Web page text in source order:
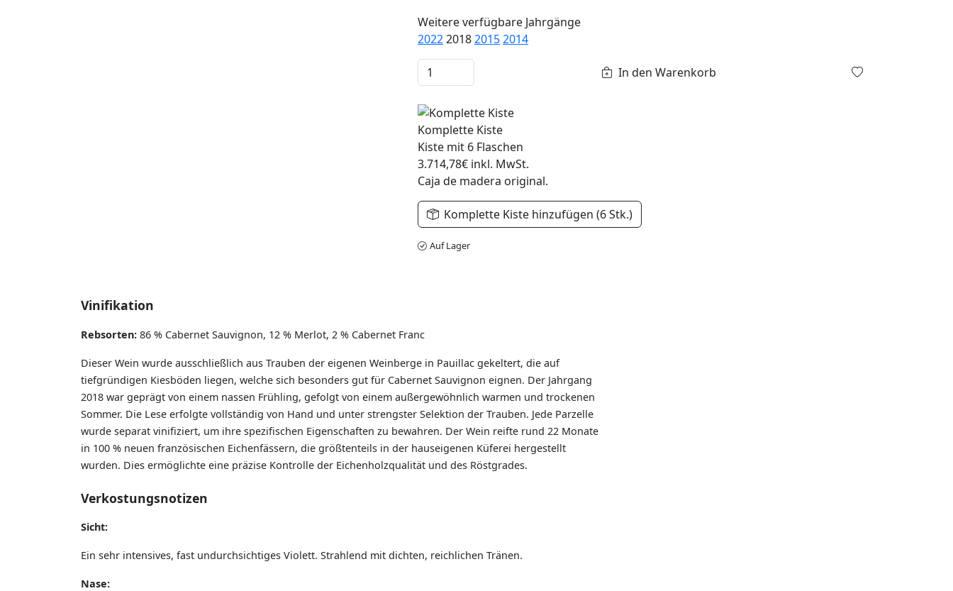
Weitere verfügbare Jahrgänge
2022201820152014
In den Warenkorb
Komplette Kiste
Kiste mit 6 Flaschen
3.714,78€ inkl. MwSt.
Caja de madera original.
Komplette Kiste hinzufügen (6 Stk.)
Auf Lager
Vinifikation
Rebsorten: 86 % Cabernet Sauvignon, 12 % Merlot, 2 % Cabernet Franc
Dieser Wein wurde ausschließlich aus Trauben der eigenen Weinberge in Pauillac gekeltert, die auf
tiefgründigen Kiesböden liegen, welche sich besonders gut für Cabernet Sauvignon eignen. Der Jahrgang
2018 war geprägt von einem nassen Frühling, gefolgt von einem außergewöhnlich warmen und trockenen
Sommer. Die Lese erfolgte vollständig von Hand und unter strengster Selektion der Trauben. Jede Parzelle
wurde separat vinifiziert, um ihre spezifischen Eigenschaften zu bewahren. Der Wein reifte rund 22 Monate
in 100 % neuen französischen Eichenfässern, die größtenteils in der hauseigenen Küferei hergestellt
wurden. Dies ermöglichte eine präzise Kontrolle der Eichenholzqualität und des Röstgrades.
Verkostungsnotizen
Sicht:
Ein sehr intensives, fast undurchsichtiges Violett. Strahlend mit dichten, reichlichen Tränen.
Nase: